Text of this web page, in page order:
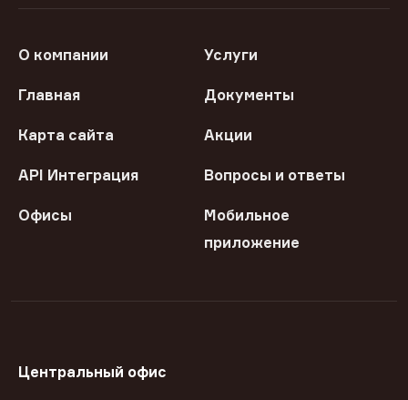
О компании Услуги
Главная Документы
Карта сайта Акции
API Интеграция Вопросы и ответы
Офисы
Мобильное
приложение
Центральный офис